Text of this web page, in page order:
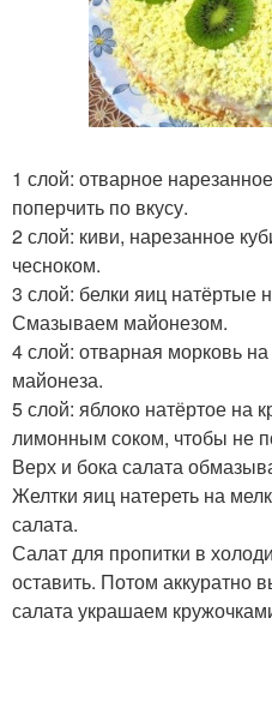
1 слой: отварное
поперчить по вкусу.
2 слой: киви, нарезанное
чесноком.
3 слой: белки яиц натёртые
Смазываем майонезом.
4 слой: отварная морковь
майонеза.
5 слой: яблоко натёртое на
лимонным соком, чтобы не
Верх и бока салата
Желтки яиц натереть на
салата.
Салат для пропитки в
оставить. Потом аккуратно
салата украшаем